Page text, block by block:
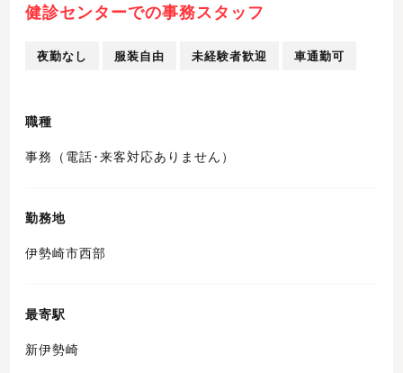
健診センターでの事務スタッフ
夜勤なし 服装自由 未経験者歓迎 車通勤可
職種
事務（電話･来客対応ありません）
勤務地
伊勢崎市西部
最寄駅
新伊勢崎